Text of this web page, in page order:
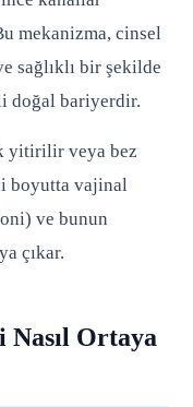
mekanizma, cinsel
sağlıklı bir şekilde
doğal bariyerdir.
yitirilir veya bez
boyutta vajinal
ve bunun
çıkar.
Ortaya